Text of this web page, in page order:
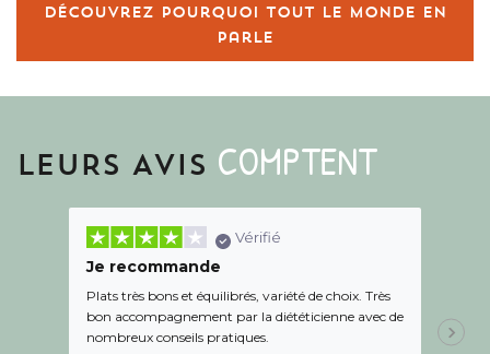
Découvrez pourquoi tout le monde en
parle
LEURS AVIS COMPTENT
Vérifié
Je recommande
Plats très bons et équilibrés, variété de choix. Très
bon accompagnement par la diététicienne avec de
nombreux conseils pratiques.
de l
aidé